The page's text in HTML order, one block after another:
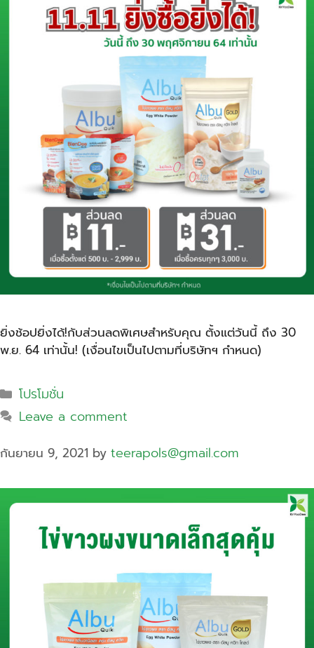
ยิ่งช้อปยิ่งได้!กับส่วนลดพิเศษสำหรับคุณ ตั้งแต่วันนี้ ถึง 30
พ.ย. 64 เท่านั้น! (เงื่อนไขเป็นไปตามที่บริษัทฯ กำหนด)
โปรโมชั่น
Leave a comment
กันยายน 9, 2021 by teerapols@gmail.com